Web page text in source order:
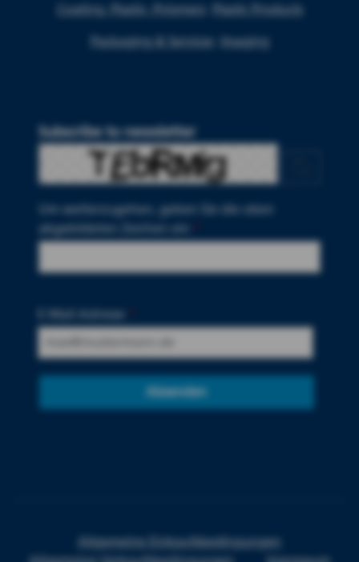
Coating, Plastic, Polymers Plastic Products
Packaging & Services Imaging
Subscribe to newsletter
Um weiterzugehen, geben Sie die oben
abgebildeten Zeichen ein
Absenden
Allgemeine Einkaufsbedingungen